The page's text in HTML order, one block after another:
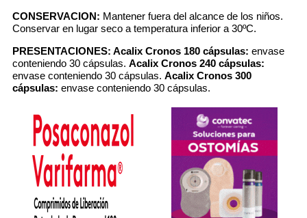
CONSERVACION: Mantener fuera del alcance de los niños.
Conservar en lugar seco a temperatura inferior a 30ºC.
PRESENTACIONES: Acalix Cronos 180 cápsulas: envase
conteniendo 30 cápsulas. Acalix Cronos 240 cápsulas:
envase conteniendo 30 cápsulas. Acalix Cronos 300
cápsulas: envase conteniendo 30 cápsulas.